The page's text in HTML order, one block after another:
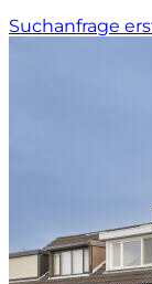
Suchanfrage